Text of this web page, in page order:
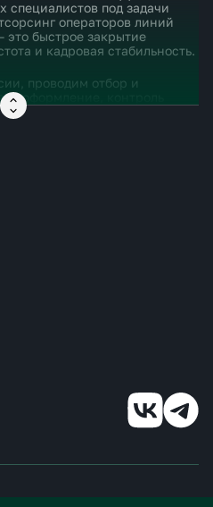
специалистов под задачи
операторов линий
это быстрое закрытие
и кадровая стабильность.
проводим отбор и
оформление, контроль
Сотрудники проходят
ресурсы, а качество
в <span>Иркутске</span> —
результат.